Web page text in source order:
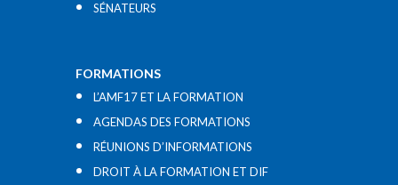
SÉNATEURS
FORMATIONS
L’AMF17 ET LA FORMATION
AGENDAS DES FORMATIONS
RÉUNIONS D’INFORMATIONS
DROIT À LA FORMATION ET DIF